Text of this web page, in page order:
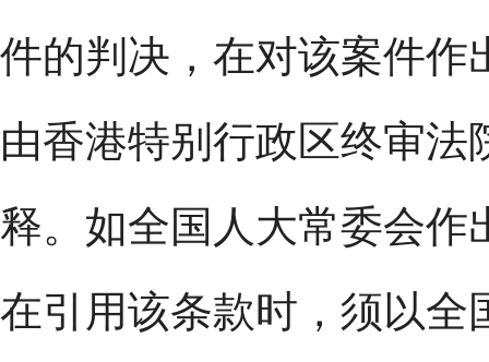
件的判决，在对该案件作
由香港特别行政区终审
释。如全国人大常委会作
在引用该条款时，须以全